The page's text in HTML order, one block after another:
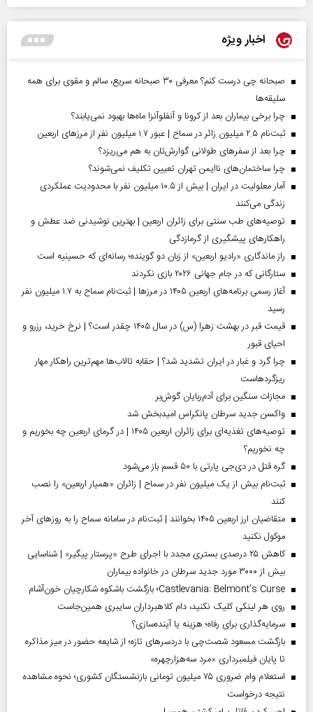
اخبار ویژه
صبحانه چی درست کنم؟ معرفی ۳۰ صبحانه سریع، سالم و مقوی برای همه
سلیقه‌ها
چرا برخی بیماران بعد از کرونا و آنفلوآنزا ماه‌ها بهبود نمی‌یابند؟
ثبت‌نام ۲.۵ میلیون زائر در سماح | عبور ۱.۷ میلیون نفر از مرز‌های اربعین
چرا بعد از سفرهای طولانی گوارش‌تان به هم می‌ریزد؟
چرا ساختمان‌های ناایمن تهران تعیین تکلیف نمی‌شوند؟
آمار معلولیت در ایران | بیش از ۱۰.۵ میلیون نفر با محدودیت عملکردی
زندگی می‌کنند
توصیه‌های طب سنتی برای زائران اربعین | بهترین نوشیدنی ضد عطش و
راهکارهای پیشگیری از گرمازدگی
راز ماندگاری «رادیو اربعین» از زبان دو گوینده؛ رسانه‌ای که حسینیه است
ستارگانی که در جام جهانی ۲۰۲۶ بازی نکردند
آغاز رسمی برنامه‌های اربعین ۱۴۰۵ در مرز‌ها | ثبت‌نام سماح به ۱.۷ میلیون نفر
رسید
قیمت قبر در بهشت زهرا (س) در سال ۱۴۰۵ چقدر است؟ | نرخ خرید، رزرو و
احیای قبور
چرا گرد و غبار در ایران تشدید شد؟ | حقابه تالاب‌ها مهم‌ترین راهکار مهار
ریزگردهاست
مجازات سنگین برای آدم‌ربایان گوش‌بر
واکسن جدید سرطان پانکراس امیدبخش شد
توصیه‌های تغذیه‌ای برای زائران اربعین ۱۴۰۵ | در گرمای اربعین چه بخوریم و
چه نخوریم؟
گره قتل در دی‌جی پارتی با ۵۰ قسم باز می‌شود
ثبت‌نام بیش از یک میلیون نفر در سماح | زائران «همیار اربعین» را نصب
کنند
متقاضیان ارز اربعین ۱۴۰۵ بخوانند | ثبت‌نام در سامانه سماح را به روز‌های آخر
موکول نکنید
کاهش ۲۵ درصدی بستری مجدد با اجرای طرح «پرستار پیگیر» | شناسایی
بیش از ۳۰۰۰ مورد جدید سرطان در خانواده بیماران
Castlevania: Belmont’s Curse؛ بازگشت باشکوه شکارچیان خون‌آشام
روی هر لینکی کلیک نکنید، دام کلاهبرداران سایبری همین‌جاست
سرمایه‌گذاری برای رفاه؛ هزینه یا آینده‌سازی؟
بازگشت مسعود شصت‌چی با دردسر‌های تازه؛ از شایعه حضور در میز مذاکره
تا پایان فیلمبرداری «مرد سه‌هزارچهره»
استعلام وام ضروری ۷۵ میلیون تومانی بازنشستگان کشوری؛ نحوه مشاهده
نتیجه درخواست